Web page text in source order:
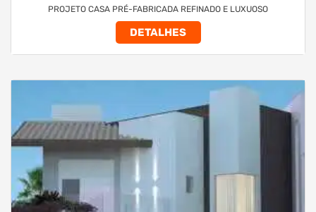
PROJETO CASA PRÉ-FABRICADA REFINADO E LUXUOSO
DETALHES